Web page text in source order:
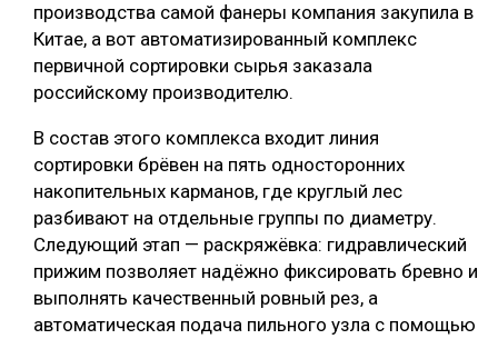
производства самой фанеры компания закупила в
Китае, а вот автоматизированный комплекс
первичной сортировки сырья заказала
российскому производителю.
В состав этого комплекса входит линия
сортировки брёвен на пять односторонних
накопительных карманов, где круглый лес
разбивают на отдельные группы по диаметру.
Следующий этап — раскряжёвка: гидравлический
прижим позволяет надёжно фиксировать бревно и
выполнять качественный ровный рез, а
автоматическая подача пильного узла с помощью